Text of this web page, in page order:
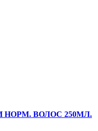
ВОЛОС 250МЛ.